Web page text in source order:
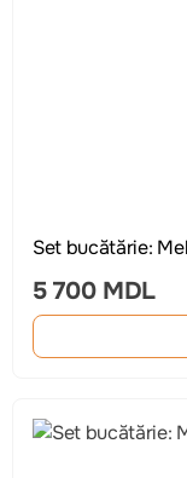
Set bucătărie:
5 700 MDL